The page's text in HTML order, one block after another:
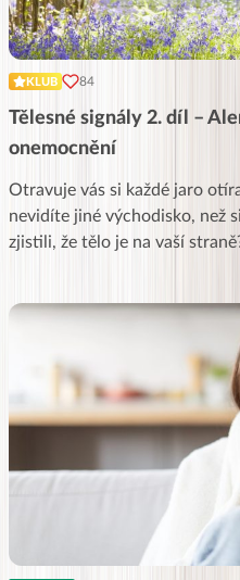
KLUB 84
Tělesné signály 2. díl –
onemocnění
Otravuje vás si každé jaro
nevidíte jiné východisko, než
zjistili, že tělo je na vaší